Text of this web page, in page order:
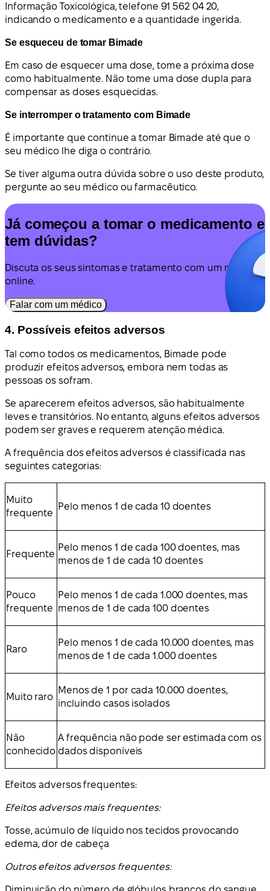
Informação Toxicológica, telefone 91 562 04 20,
indicando o medicamento e a quantidade ingerida.
Se esqueceu de tomar Bimade
Em caso de esquecer uma dose, tome a próxima dose
como habitualmente. Não tome uma dose dupla para
compensar as doses esquecidas.
Se interromper o tratamento com Bimade
É importante que continue a tomar Bimade até que o
seu médico lhe diga o contrário.
Se tiver alguma outra dúvida sobre o uso deste produto,
pergunte ao seu médico ou farmacêutico.
Já começou a tomar o medicamento e
tem dúvidas?
Discuta os seus sintomas e tratamento com um médico
online.
Falar com um médico
4. Possíveis efeitos adversos
Tal como todos os medicamentos, Bimade pode
produzir efeitos adversos, embora nem todas as
pessoas os sofram.
Se aparecerem efeitos adversos, são habitualmente
leves e transitórios. No entanto, alguns efeitos adversos
podem ser graves e requerem atenção médica.
A frequência dos efeitos adversos é classificada nas
seguintes categorias:
Muito
frequente
Pelo menos 1 de cada 10 doentes
Frequente
Pelo menos 1 de cada 100 doentes, mas
menos de 1 de cada 10 doentes
Pouco
frequente
Pelo menos 1 de cada 1.000 doentes, mas
menos de 1 de cada 100 doentes
Raro
Pelo menos 1 de cada 10.000 doentes, mas
menos de 1 de cada 1.000 doentes
Muito raro
Menos de 1 por cada 10.000 doentes,
incluindo casos isolados
Não
conhecido
A frequência não pode ser estimada com os
dados disponíveis
Efeitos adversos frequentes:
Efeitos adversos mais frequentes:
Tosse, acúmulo de líquido nos tecidos provocando
edema, dor de cabeça
Outros efeitos adversos frequentes: